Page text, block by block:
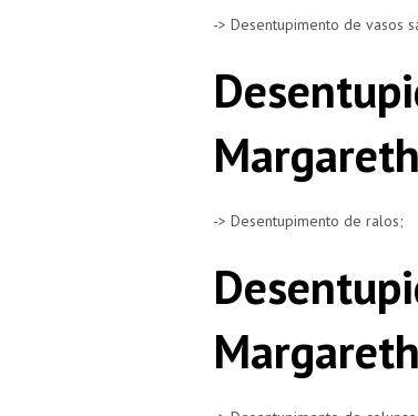
-> Desentupimento de vasos
Margareth
-> Desentupimento de ralos;
Margareth